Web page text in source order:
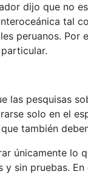
dijo que no
tal
peruanos.
las pesquisas
solo en el
también
únicamente lo
y sin pruebas.